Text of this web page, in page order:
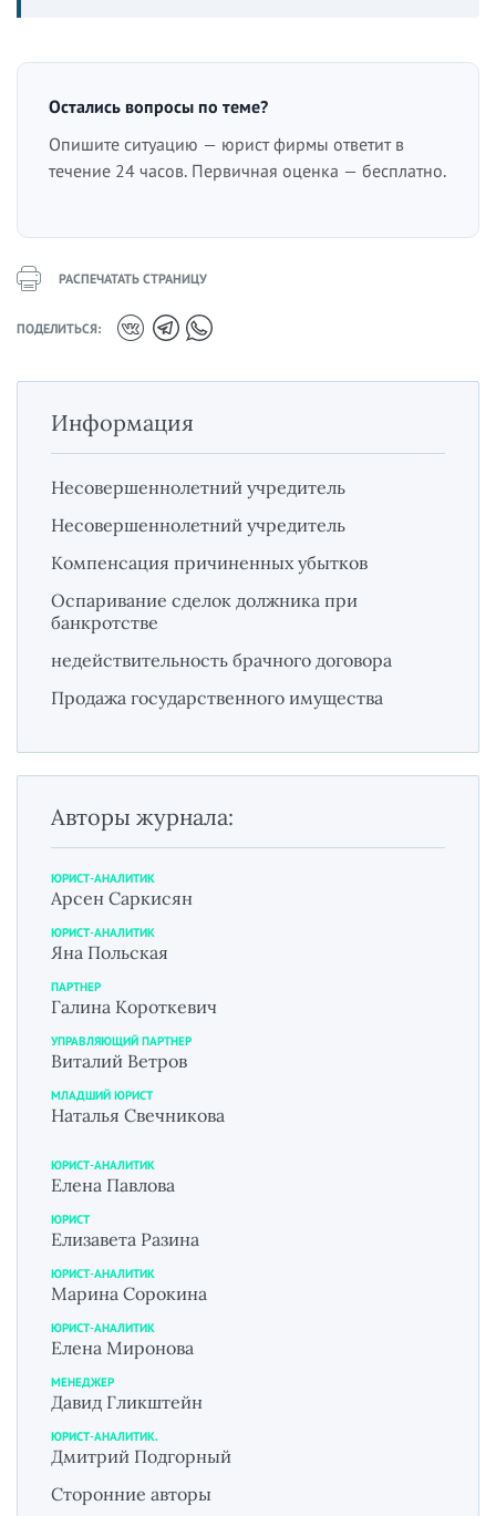
Остались вопросы по теме?
Опишите ситуацию — юрист фирмы ответит в
течение 24 часов. Первичная оценка — бесплатно.
РАСПЕЧАТАТЬ СТРАНИЦУ
ПОДЕЛИТЬСЯ:
Информация
Несовершеннолетний учредитель
Несовершеннолетний учредитель
Компенсация причиненных убытков
Оспаривание сделок должника при
банкротстве
недействительность брачного договора
Продажа государственного имущества
Авторы журнала:
ЮРИСТ-АНАЛИТИК
Арсен Саркисян
ЮРИСТ-АНАЛИТИК
Яна Польская
ПАРТНЕР
Галина Короткевич
УПРАВЛЯЮЩИЙ ПАРТНЕР
Виталий Ветров
МЛАДШИЙ ЮРИСТ
Наталья Свечникова
ЮРИСТ-АНАЛИТИК
Елена Павлова
ЮРИСТ
Елизавета Разина
ЮРИСТ-АНАЛИТИК
Марина Сорокина
ЮРИСТ-АНАЛИТИК
Елена Миронова
МЕНЕДЖЕР
Давид Гликштейн
ЮРИСТ-АНАЛИТИК.
Дмитрий Подгорный
Сторонние авторы